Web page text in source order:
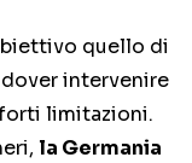
quello di
intervenire
limitazioni.
la Germania